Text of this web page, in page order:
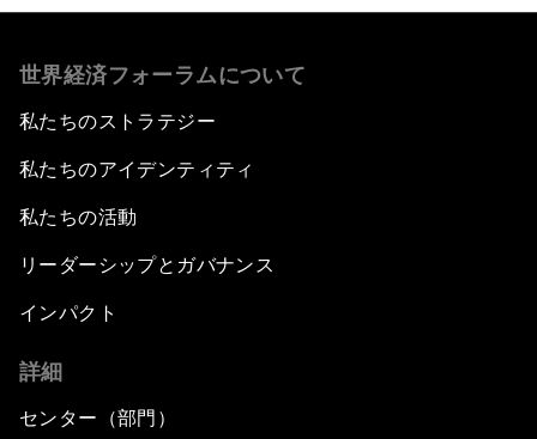
世界経済フォーラムについて
私たちのストラテジー
私たちのアイデンティティ
私たちの活動
リーダーシップとガバナンス
インパクト
詳細
センター（部門）